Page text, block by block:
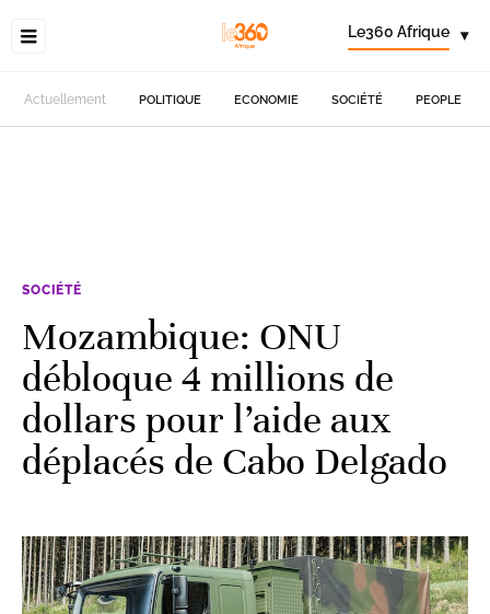
Le360 Afrique ▾
Actuellement POLITIQUE ECONOMIE SOCIÉTÉ PEOPLE
SOCIÉTÉ
Mozambique: ONU
débloque 4 millions de
dollars pour l’aide aux
déplacés de Cabo Delgado